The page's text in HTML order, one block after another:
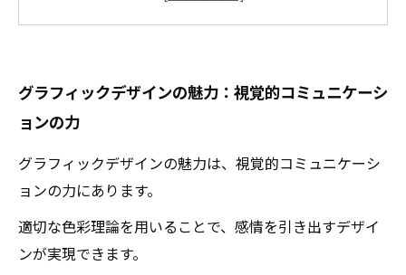
かせないもの
グラフィックデザインの未来：スキルを磨いて
新たな挑戦へ
グラフィックデザインの魅力：視覚的コミュニケーシ
ョンの力
グラフィックデザインの魅力は、視覚的コミュニケーシ
ョンの力にあります。
適切な色彩理論を用いることで、感情を引き出すデザイ
ンが実現できます。